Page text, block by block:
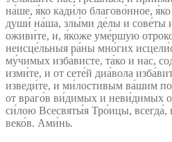
на́ше, я́ко кади́ло благово́нное,
души́ на́ша, злы́ми де́лы и
оживи́те, и, я́коже уме́ршую
неисце́льныя ра́ны мно́гих
му́чимых изба́висте, та́ко и нас,
изми́те, и от сете́й диа́вола
изведи́те, и ми́лостивым ва́шим
от враго́в ви́димых и неви́димых
си́лою Всесвяты́я Тро́ицы,
веко́в. Ами́нь.